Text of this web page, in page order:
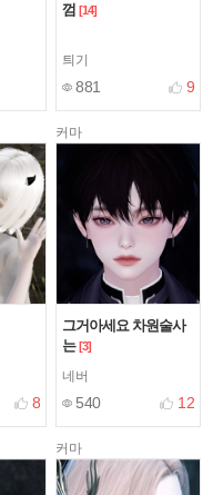
껌 [14]
틔기
881 9
8
커마
그거아세요 차원술사
는 [3]
네버
540 12
커마